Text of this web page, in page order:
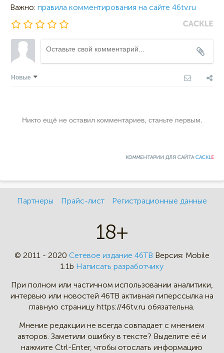
Важно: правила комментирования на сайте 46tv.ru
Новые
Никто ещё не оставил комментариев, станьте первым.
КОММЕНТАРИИ ДЛЯ САЙТАCACKLE
Партнеры Прайс-лист Регистрационные данные
18+
© 2011 - 2020 Сетевое издание 46ТВ Версия: Mobile
1.1b Написать разработчику
При полном или частичном использовании аналитики,
интервью или новостей 46TB активная гиперссылка на
главную страницу https://46tv.ru обязательна.
Мнение редакции не всегда совпадает с мнением
авторов. Заметили ошибку в тексте? Выделите её и
нажмите Ctrl-Enter, чтобы отослать информацию